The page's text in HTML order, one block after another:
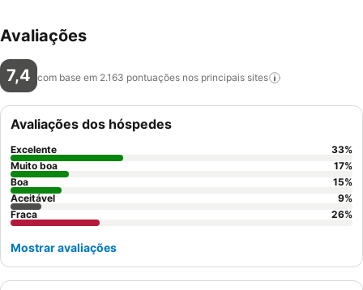
Avaliações
7,4 com base em 2.163 pontuações nos principais sites
Avaliações dos hóspedes
Excelente 33%
Muito boa
17%
Boa
15%
Aceitável
9%
Fraca
26%
Mostrar avaliações